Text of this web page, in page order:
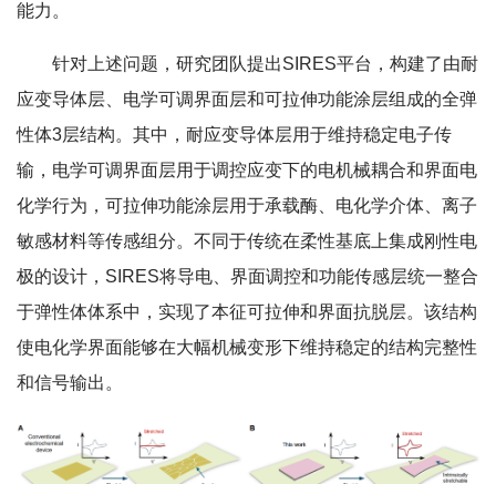
能力。
针对上述问题，研究团队提出SIRES平台，构建了由耐
应变导体层、电学可调界面层和可拉伸功能涂层组成的全弹
性体3层结构。其中，耐应变导体层用于维持稳定电子传
输，电学可调界面层用于调控应变下的电机械耦合和界面电
化学行为，可拉伸功能涂层用于承载酶、电化学介体、离子
敏感材料等传感组分。不同于传统在柔性基底上集成刚性电
极的设计，SIRES将导电、界面调控和功能传感层统一整合
于弹性体体系中，实现了本征可拉伸和界面抗脱层。该结构
使电化学界面能够在大幅机械变形下维持稳定的结构完整性
和信号输出。